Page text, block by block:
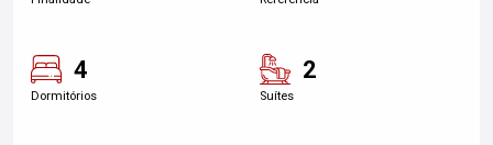
4
Dormitórios
2
Suítes